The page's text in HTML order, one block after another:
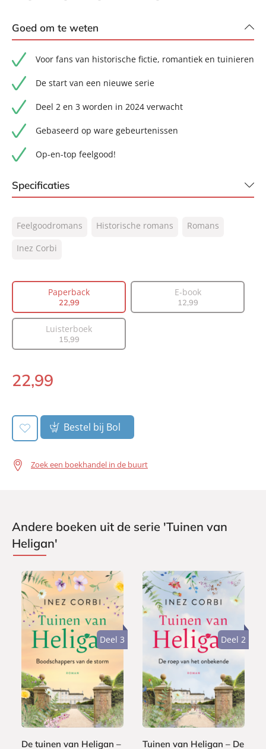
Goed om te weten
Voor fans van historische fictie, romantiek en tuinieren
De start van een nieuwe serie
Deel 2 en 3 worden in 2024 verwacht
Gebaseerd op ware gebeurtenissen
Op-en-top feelgood!
Specificaties
NUR:
302
Type:
Vertaler:
Olga Groenewoud
Aantal pagina's:
368
Uitgever:
Verschijningsdatum:
28-06-2023
Feelgoodromans Historische romans
Romans
Inez Corbi
Paperback
22,99
E-book
12,99
Luisterboek
15,99
Paperback:
22,99
Bestel bij Bol
Zoek een boekhandel in de buurt
Andere boeken uit de serie 'Tuinen van
Heligan'
Deel 3
De tuinen van Heligan –
Deel 2
Tuinen van Heligan – De